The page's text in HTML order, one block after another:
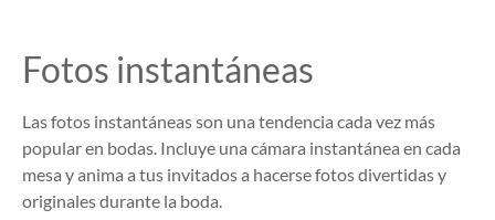
Fotos instantáneas
Las fotos instantáneas son una tendencia cada vez más
popular en bodas. Incluye una cámara instantánea en cada
mesa y anima a tus invitados a hacerse fotos divertidas y
originales durante la boda.